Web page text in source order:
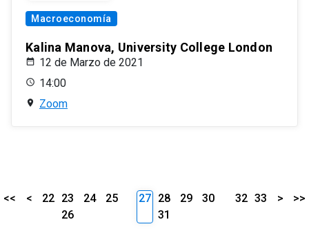
Macroeconomía
Kalina Manova, University College London
12 de Marzo de 2021
14:00
Zoom
<< < 22 23 24
25
26
27 28 29
30
31
32 33 > >>